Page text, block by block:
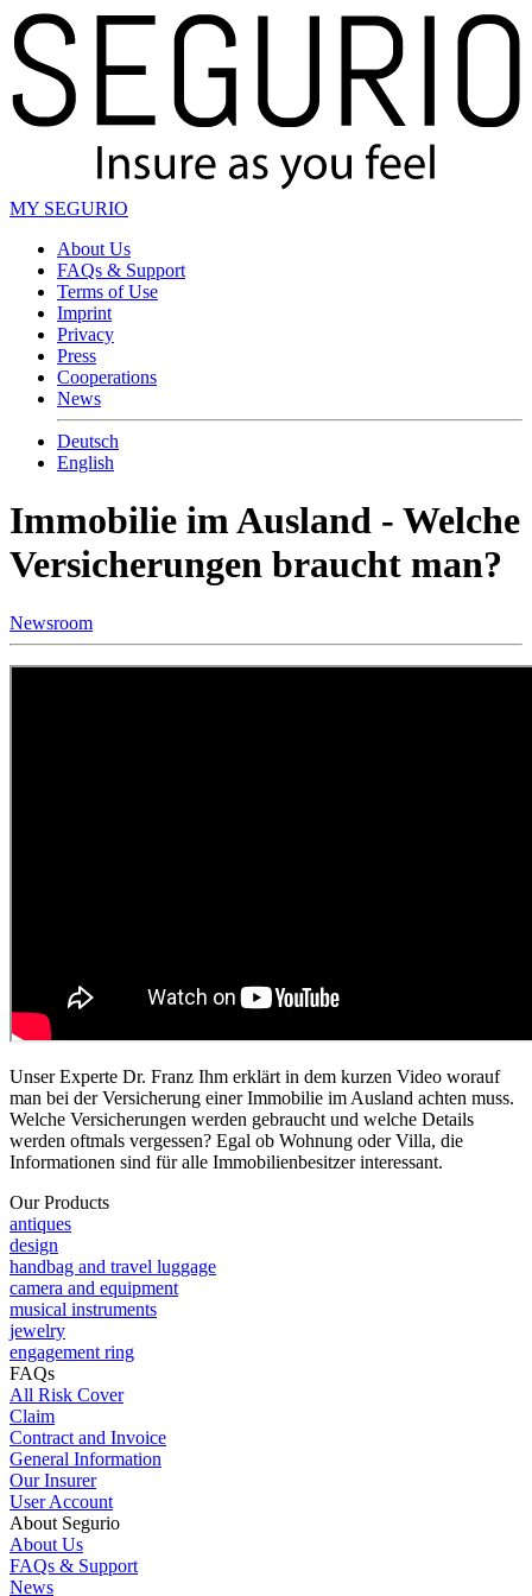
MY SEGURIO
About Us
FAQs & Support
Terms of Use
Imprint
Privacy
Press
Cooperations
News
Deutsch
English
Immobilie im Ausland - Welche
Versicherungen braucht man?
Newsroom
Unser Experte Dr. Franz Ihm erklärt in dem kurzen Video worauf
man bei der Versicherung einer Immobilie im Ausland achten muss.
Welche Versicherungen werden gebraucht und welche Details
werden oftmals vergessen? Egal ob Wohnung oder Villa, die
Informationen sind für alle Immobilienbesitzer interessant.
Our Products
antiques
design
handbag and travel luggage
camera and equipment
musical instruments
jewelry
engagement ring
FAQs
All Risk Cover
Claim
Contract and Invoice
General Information
Our Insurer
User Account
About Segurio
About Us
FAQs & Support
News